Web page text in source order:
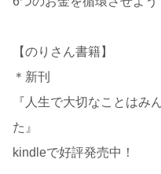
【のりさん書籍】
＊新刊
『人生で大切なことはみ
た』
kindleで好評発売中！